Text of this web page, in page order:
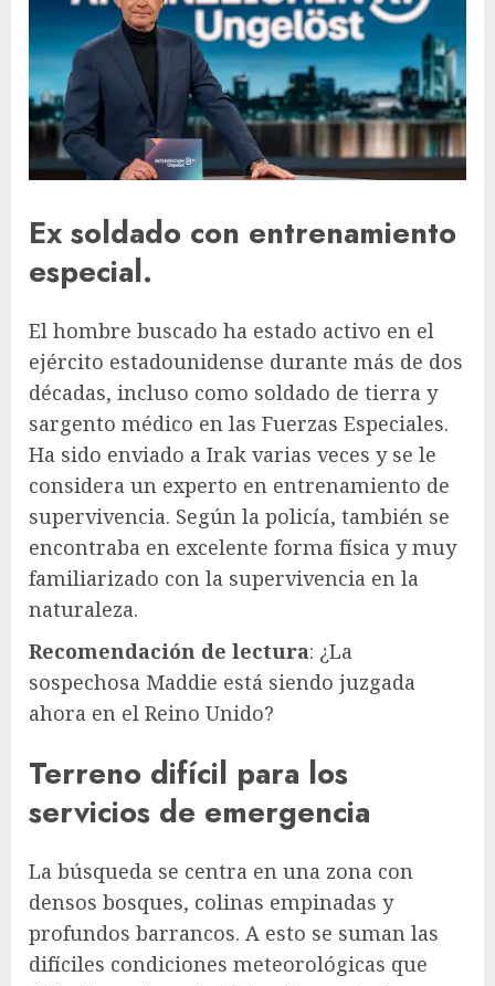
Ex soldado con entrenamiento
especial.
El hombre buscado ha estado activo en el
ejército estadounidense durante más de dos
décadas, incluso como soldado de tierra y
sargento médico en las Fuerzas Especiales.
Ha sido enviado a Irak varias veces y se le
considera un experto en entrenamiento de
supervivencia. Según la policía, también se
encontraba en excelente forma física y muy
familiarizado con la supervivencia en la
naturaleza.
Recomendación de lectura: ¿La
sospechosa Maddie está siendo juzgada
ahora en el Reino Unido?
Terreno difícil para los
servicios de emergencia
La búsqueda se centra en una zona con
densos bosques, colinas empinadas y
profundos barrancos. A esto se suman las
difíciles condiciones meteorológicas que